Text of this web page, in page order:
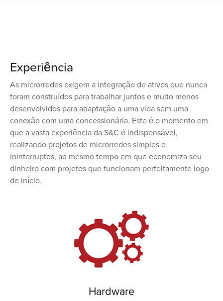
Experiência
As microrredes exigem a integração de ativos que nunca
foram construídos para trabalhar juntos e muito menos
desenvolvidos para adaptação a uma vida sem uma
conexão com uma concessionária. Este é o momento em
que a vasta experiência da S&C é indispensável,
realizando projetos de microrredes simples e
ininterruptos, ao mesmo tempo em que economiza seu
dinheiro com projetos que funcionam perfeitamente logo
de início.
Hardware